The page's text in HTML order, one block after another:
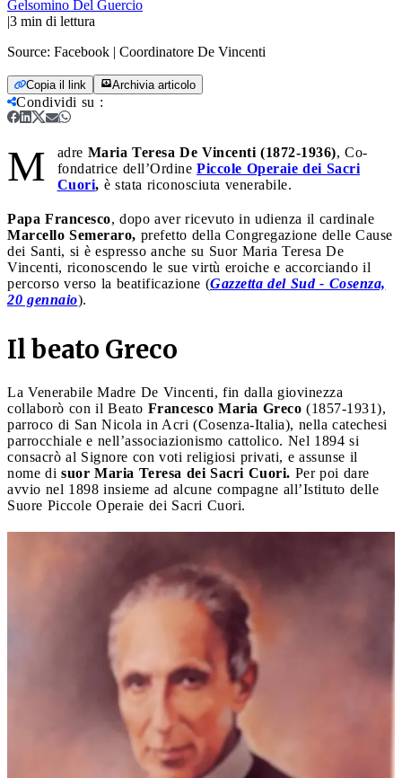
Gelsomino Del Guercio
|3 min di lettura
Source: Facebook | Coordinatore De Vincenti
Copia il link Archivia articolo
Condividi su :
M adre Maria Teresa De Vincenti (1872-1936), Co-
fondatrice dell’Ordine Piccole Operaie dei Sacri
Cuori, è stata riconosciuta venerabile.
Papa Francesco, dopo aver ricevuto in udienza il cardinale
Marcello Semeraro, prefetto della Congregazione delle Cause
dei Santi, si è espresso anche su Suor Maria Teresa De
Vincenti, riconoscendo le sue virtù eroiche e accorciando il
percorso verso la beatificazione (Gazzetta del Sud - Cosenza,
20 gennaio).
Il beato Greco
La Venerabile Madre De Vincenti, fin dalla giovinezza
collaborò con il Beato Francesco Maria Greco (1857-1931),
parroco di San Nicola in Acri (Cosenza-Italia), nella catechesi
parrocchiale e nell’associazionismo cattolico. Nel 1894 si
consacrò al Signore con voti religiosi privati, e assunse il
nome di suor Maria Teresa dei Sacri Cuori. Per poi dare
avvio nel 1898 insieme ad alcune compagne all’Istituto delle
Suore Piccole Operaie dei Sacri Cuori.